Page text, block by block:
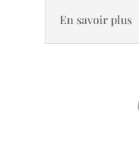
En savoir plus